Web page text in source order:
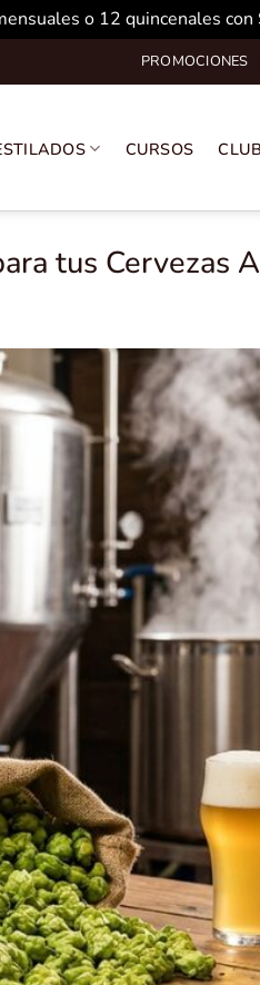
o 12 quincenales
PROMOCIONES
CURSOS
tus Cervezas